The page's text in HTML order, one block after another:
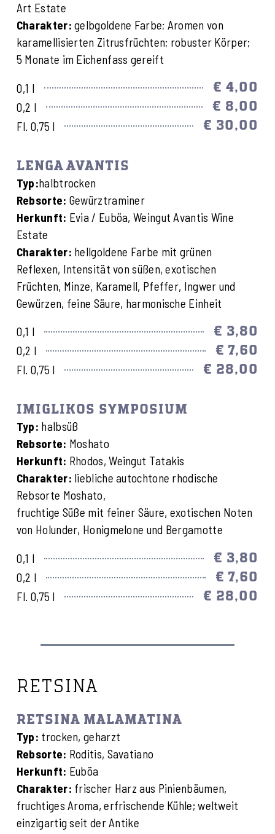
Art Estate
Charakter: gelbgoldene Farbe; Aromen von
karamellisierten Zitrusfrüchten; robuster Körper;
5 Monate im Eichenfass gereift
0,1 l
€ 4,00
0,2 l
€ 8,00
Fl. 0,75 l
€ 30,00
LENGA AVANTIS
Typ:halbtrocken
Rebsorte: Gewürztraminer
Herkunft: Evia / Euböa, Weingut Avantis Wine
Estate
Charakter: hellgoldene Farbe mit grünen
Reflexen, Intensität von süßen, exotischen
Früchten, Minze, Karamell, Pfeffer, Ingwer und
Gewürzen, feine Säure, harmonische Einheit
0,1 l
€ 3,80
0,2 l
€ 7,60
Fl. 0,75 l
€ 28,00
IMIGLIKOS SYMPOSIUM
Typ: halbsüß
Rebsorte: Moshato
Herkunft: Rhodos, Weingut Tatakis
Charakter: liebliche autochtone rhodische
Rebsorte Moshato,
fruchtige Süße mit feiner Säure, exotischen Noten
von Holunder, Honigmelone und Bergamotte
0,1 l
€ 3,80
0,2 l
€ 7,60
Fl. 0,75 l
€ 28,00
RETSINA
RETSINA MALAMATINA
Typ: trocken, geharzt
Rebsorte: Roditis, Savatiano
Herkunft: Euböa
Charakter: frischer Harz aus Pinienbäumen,
fruchtiges Aroma, erfrischende Kühle; weltweit
einzigartig seit der Antike